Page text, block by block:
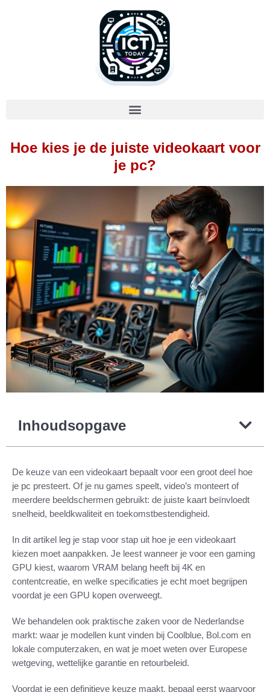
Hoe kies je de juiste videokaart voor
je pc?
Inhoudsopgave
De keuze van een videokaart bepaalt voor een groot deel hoe
je pc presteert. Of je nu games speelt, video’s monteert of
meerdere beeldschermen gebruikt: de juiste kaart beïnvloedt
snelheid, beeldkwaliteit en toekomstbestendigheid.
In dit artikel leg je stap voor stap uit hoe je een videokaart
kiezen moet aanpakken. Je leest wanneer je voor een gaming
GPU kiest, waarom VRAM belang heeft bij 4K en
contentcreatie, en welke specificaties je echt moet begrijpen
voordat je een GPU kopen overweegt.
We behandelen ook praktische zaken voor de Nederlandse
markt: waar je modellen kunt vinden bij Coolblue, Bol.com en
lokale computerzaken, en wat je moet weten over Europese
wetgeving, wettelijke garantie en retourbeleid.
Voordat je een definitieve keuze maakt, bepaal eerst waarvoor